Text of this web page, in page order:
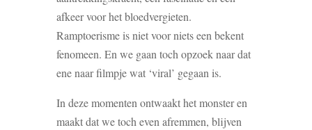
afkeer voor het bloedvergieten.
Ramptoerisme is niet voor niets een bekent
fenomeen. En we gaan toch opzoek naar dat
ene naar filmpje wat ‘viral’ gegaan is.
In deze momenten ontwaakt het monster en
maakt dat we toch even afremmen, blijven